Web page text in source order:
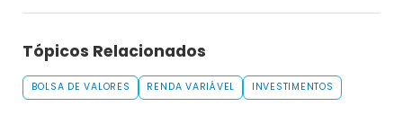
Tópicos Relacionados
BOLSA DE VALORES RENDA VARIÁVEL INVESTIMENTOS